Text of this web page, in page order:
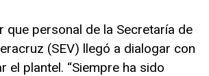
que personal de la Secretaría de
(SEV) llegó a dialogar con
el plantel. “Siempre ha sido